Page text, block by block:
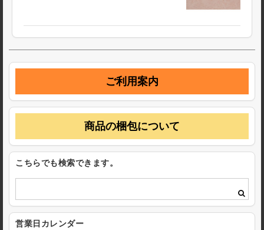
ご利用案内
商品の梱包について
こちらでも検索できます。
営業日カレンダー